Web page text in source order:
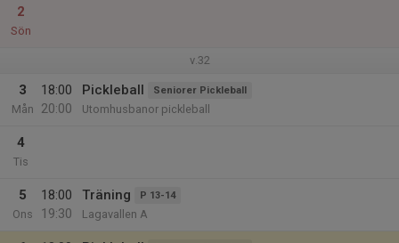
2
Sön
v.32
3
Mån
18:00
20:00
Pickleball Seniorer Pickleball
Utomhusbanor pickleball
4
Tis
5
Ons
18:00
19:30
Träning P 13-14
Lagavallen A